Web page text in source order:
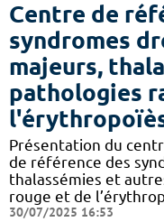
Centre de
syndromes
majeurs,
pathologies
Présentation du
de référence des
thalassémies et
rouge et de
30/07/2025 16:53